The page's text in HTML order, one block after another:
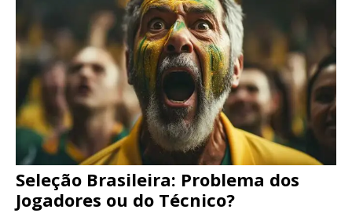
Seleção Brasileira: Problema dos
Jogadores ou do Técnico?